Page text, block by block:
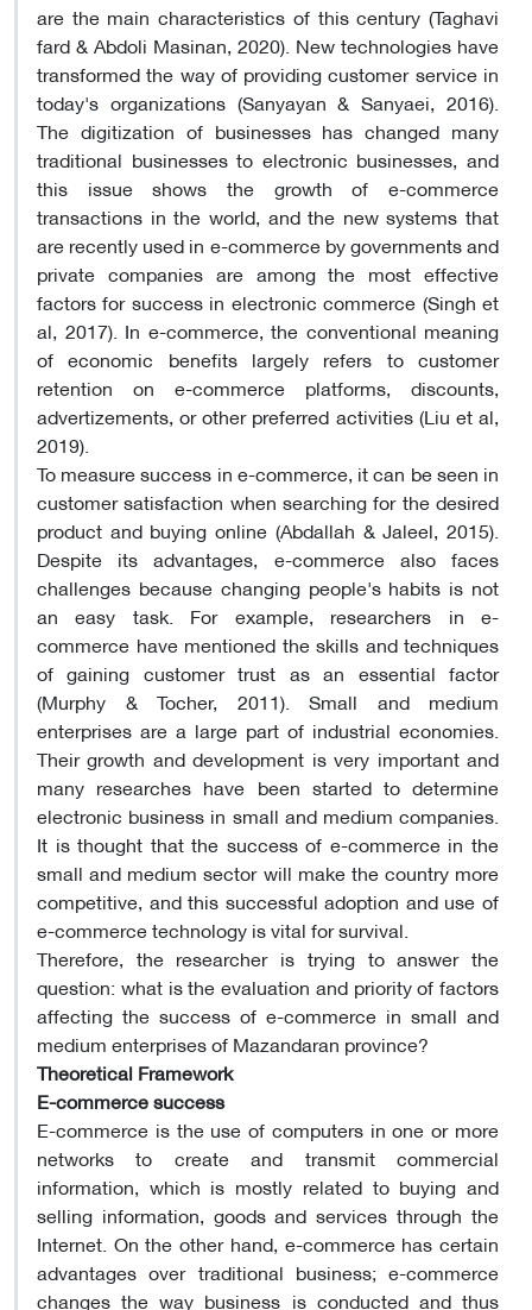
are the main characteristics of this century (Taghavi
fard & Abdoli Masinan, 2020). New technologies have
transformed the way of providing customer service in
today's organizations (Sanyayan & Sanyaei, 2016).
The digitization of businesses has changed many
traditional businesses to electronic businesses, and
this issue shows the growth of e-commerce
transactions in the world, and the new systems that
are recently used in e-commerce by governments and
private companies are among the most effective
factors for success in electronic commerce (Singh et
al, 2017). In e-commerce, the conventional meaning
of economic benefits largely refers to customer
retention on e-commerce platforms, discounts,
advertizements, or other preferred activities (Liu et al,
2019).
To measure success in e-commerce, it can be seen in
customer satisfaction when searching for the desired
product and buying online (Abdallah & Jaleel, 2015).
Despite its advantages, e-commerce also faces
challenges because changing people's habits is not
an easy task. For example, researchers in e-
commerce have mentioned the skills and techniques
of gaining customer trust as an essential factor
(Murphy & Tocher, 2011). Small and medium
enterprises are a large part of industrial economies.
Their growth and development is very important and
many researches have been started to determine
electronic business in small and medium companies.
It is thought that the success of e-commerce in the
small and medium sector will make the country more
competitive, and this successful adoption and use of
e-commerce technology is vital for survival.
Therefore, the researcher is trying to answer the
question: what is the evaluation and priority of factors
affecting the success of e-commerce in small and
medium enterprises of Mazandaran province?
Theoretical Framework
E-commerce success
E-commerce is the use of computers in one or more
networks to create and transmit commercial
information, which is mostly related to buying and
selling information, goods and services through the
Internet. On the other hand, e-commerce has certain
advantages over traditional business; e-commerce
changes the way business is conducted and thus